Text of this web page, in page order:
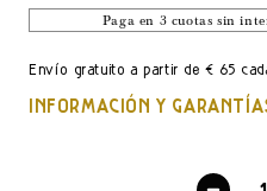
LISTAPaga en 3 cuotas sin
Envío gratuito a partir de € 65
INFORMACIÓN Y